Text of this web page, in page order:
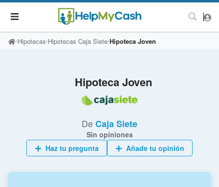
Hipotecas Hipotecas Caja Siete Hipoteca Joven
Hipoteca Joven
DeCaja Siete
Sin opiniones
Haz tu pregunta
Añade tu opinión